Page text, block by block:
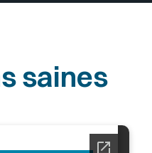
saines